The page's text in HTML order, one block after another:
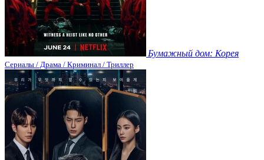
Бумажный дом: Корея
Сериалы / Драма / Криминал / Триллер